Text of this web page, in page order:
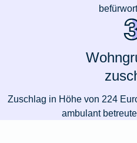
Zuschlag in Höhe von 224
ambulant